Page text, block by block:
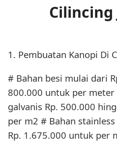
Cilincing
1. Pembuatan Kanopi Di
# Bahan besi mulai dari
800.000 untuk per meter
galvanis Rp. 500.000
per m2 # Bahan
Rp. 1.675.000 untuk per